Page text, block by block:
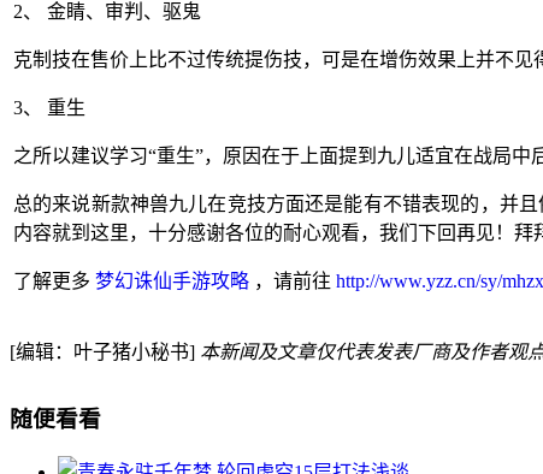
2、 金睛、审判、驱鬼
克制技在售价上比不过传统提伤技，可是在增伤效果上并不
3、 重生
之所以建议学习“重生”，原因在于上面提到九儿适宜在战局
总的来说新款神兽九儿在竞技方面还是能有不错表现的，并
内容就到这里，十分感谢各位的耐心观看，我们下回再见！拜
了解更多 梦幻诛仙手游攻略 ，请前往 http://www.yzz.cn/sy/
[编辑：叶子猪小秘书] 本新闻及文章仅代表发表厂商及作者观
随便看看